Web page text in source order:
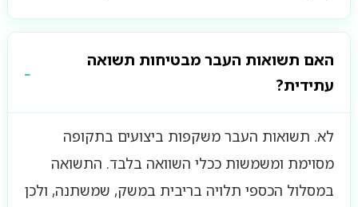
האם תשואות העבר מבטיחות תשואה
עתידית?
לא. תשואות העבר משקפות ביצועים בתקופה
מסוימת ומשמשות ככלי השוואה בלבד. התשואה
במסלול הכספי תלויה בריבית במשק, שמשתנה, ולכן